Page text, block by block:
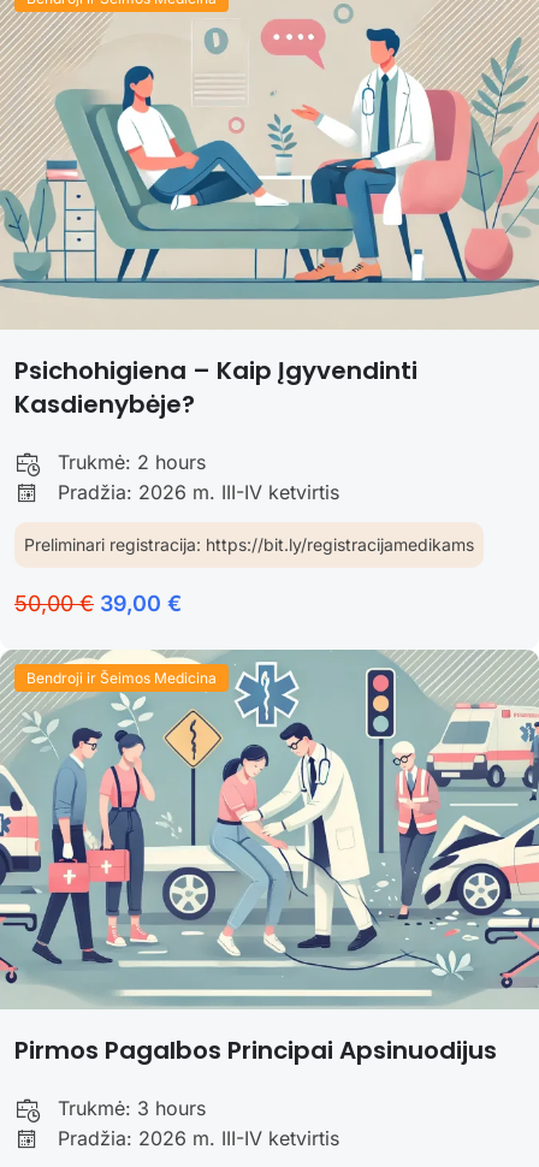
Psichohigiena – Kaip Įgyvendinti
Kasdienybėje?
Trukmė: 2 hours
Pradžia: 2026 m. III-IV ketvirtis
Preliminari registracija: https://bit.ly/registracijamedikams
50,00 € 39,00 €
Bendroji ir Šeimos Medicina
Pirmos Pagalbos Principai Apsinuodijus
Trukmė: 3 hours
Pradžia: 2026 m. III-IV ketvirtis